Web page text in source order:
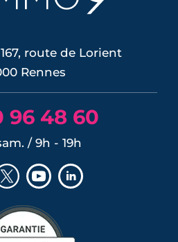
route de Lorient
Rennes
96 48 60
/ 9h - 19h